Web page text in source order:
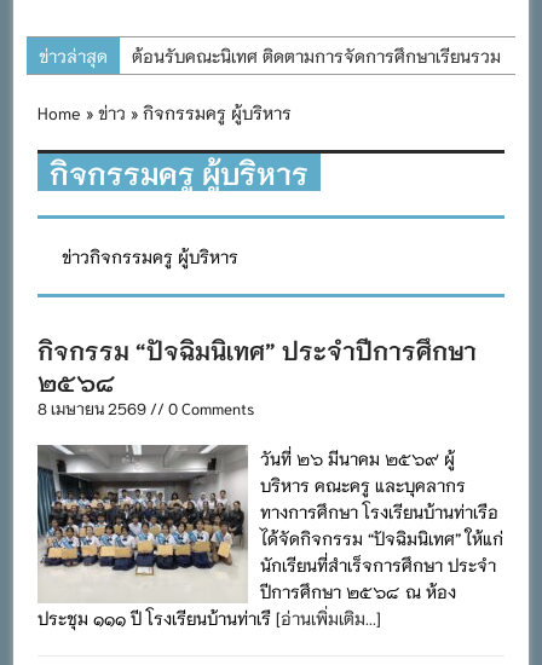
ข่าวล่าสุด
ต้อนรับคณะนิเทศ ติดตามการจัดการศึกษาเรียนรวม
การอบรมการจัดทำแผนพัฒนาการจัดการศึกษาและ
แผนปฏิบัติการประจำปีของโรงเรียนในสังกัด
สำนักงานเขตพื้นที่การศึกษาประถมศึกษาภูเก็ต
เทียนถวายพระพรชัยมงคล เนื่องในโอกาสวันเฉลิม
พระชนมพรรษา พระบาทสมเด็จพระเจ้าอยู่หัว ๒๘
กิจกรรมถวายเทียนพรรษา สืบสานพระพุทธศาสนา
เนื่องในวันอาสาฬหบูชาและวันเข้าพรรษา
ความปลอดภัยในการใช้รถใช้ถนน
Home »ข่าว » กิจกรรมครู ผู้บริหาร
กิจกรรมครู ผู้บริหาร
ข่าวกิจกรรมครู ผู้บริหาร
กิจกรรม “ปัจฉิมนิเทศ” ประจำปีการศึกษา
๒๕๖๘
8 เมษายน 2569 // 0 Comments
วันที่ ๒๖ มีนาคม ๒๕๖๙ ผู้
บริหาร คณะครู และบุคลากร
ทางการศึกษา โรงเรียนบ้านท่าเรือ
ได้จัดกิจกรรม “ปัจฉิมนิเทศ” ให้แก่
นักเรียนที่สำเร็จการศึกษา ประจำ
ปีการศึกษา ๒๕๖๘ ณ ห้อง
ประชุม ๑๑๑ ปี โรงเรียนบ้านท่าเรื[อ่านเพิ่มเติม...]